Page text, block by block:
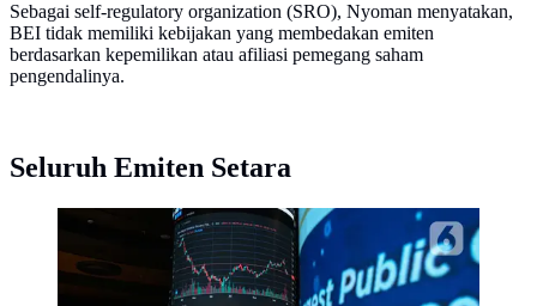
Sebagai self-regulatory organization (SRO), Nyoman menyatakan,
BEI tidak memiliki kebijakan yang membedakan emiten
berdasarkan kepemilikan atau afiliasi pemegang saham
pengendalinya.
Seluruh Emiten Setara
Transaksi perdagangan mencapai Rp14,44 triliun dari
33,3 miliar saham yang diperdagangkan.
(Liputan6.com/Angga Yuniar)